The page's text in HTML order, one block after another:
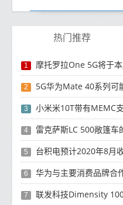
热门推荐
1 摩托罗拉One 5G将于
2 5G华为Mate 40系列可
3 小米米10T带有MEMC
4 雷克萨斯LC 500敞篷车
5 台积电预计2020年8月
6 华为与主要消费品牌合作，在中
7 联发科技Dimensity